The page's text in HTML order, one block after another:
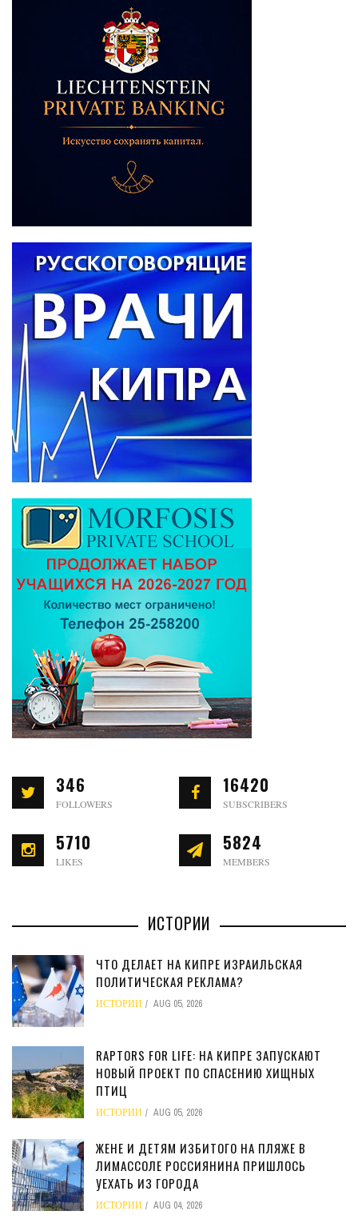
346
FOLLOWERS
16420
SUBSCRIBERS
5710
LIKES
5824
MEMBERS
ИСТОРИИ
ЧТО ДЕЛАЕТ НА КИПРЕ ИЗРАИЛЬСКАЯ
ПОЛИТИЧЕСКАЯ РЕКЛАМА?
ИСТОРИИ AUG 05, 2026
RAPTORS FOR LIFE: НА КИПРЕ ЗАПУСКАЮТ
НОВЫЙ ПРОЕКТ ПО СПАСЕНИЮ ХИЩНЫХ
ПТИЦ
ИСТОРИИ AUG 05, 2026
ЖЕНЕ И ДЕТЯМ ИЗБИТОГО НА ПЛЯЖЕ В
ЛИМАССОЛЕ РОССИЯНИНА ПРИШЛОСЬ
УЕХАТЬ ИЗ ГОРОДА
ИСТОРИИ AUG 04, 2026